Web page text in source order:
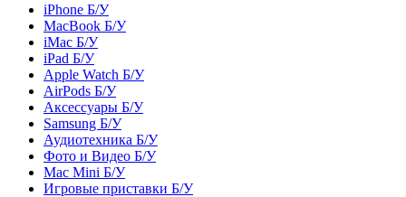
iPhone Б/У
MacBook Б/У
iMac Б/У
iPad Б/У
Apple Watch Б/У
AirPods Б/У
Аксессуары Б/У
Samsung Б/У
Аудиотехника Б/У
Фото и Видео Б/У
Mac Mini Б/У
Игровые приставки Б/У